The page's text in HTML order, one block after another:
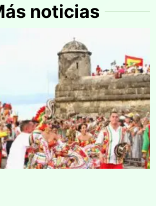
noticias